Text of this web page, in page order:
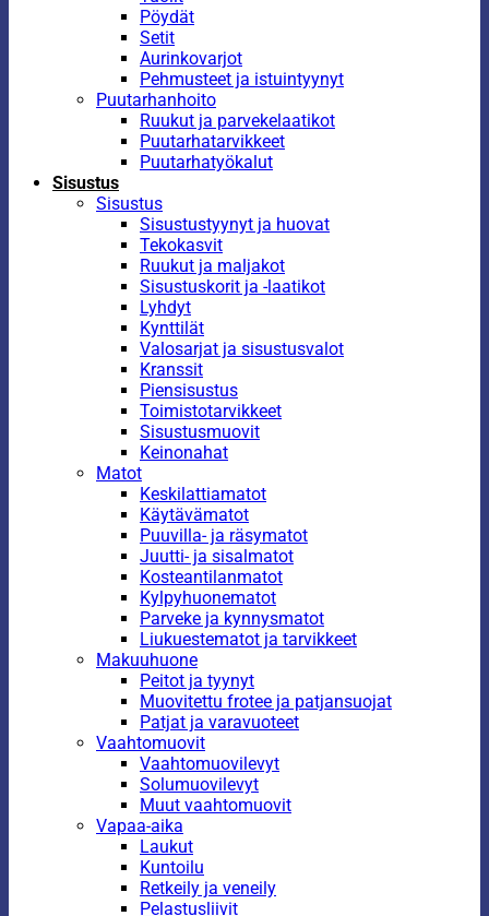
Pöydät
Setit
Aurinkovarjot
Pehmusteet ja istuintyynyt
Puutarhanhoito
Ruukut ja parvekelaatikot
Puutarhatarvikkeet
Puutarhatyökalut
Sisustus
Sisustus
Sisustustyynyt ja huovat
Tekokasvit
Ruukut ja maljakot
Sisustuskorit ja -laatikot
Lyhdyt
Kynttilät
Valosarjat ja sisustusvalot
Kranssit
Piensisustus
Toimistotarvikkeet
Sisustusmuovit
Keinonahat
Matot
Keskilattiamatot
Käytävämatot
Puuvilla- ja räsymatot
Juutti- ja sisalmatot
Kosteantilanmatot
Kylpyhuonematot
Parveke ja kynnysmatot
Liukuestematot ja tarvikkeet
Makuuhuone
Peitot ja tyynyt
Muovitettu frotee ja patjansuojat
Patjat ja varavuoteet
Vaahtomuovit
Vaahtomuovilevyt
Solumuovilevyt
Muut vaahtomuovit
Vapaa-aika
Laukut
Kuntoilu
Retkeily ja veneily
Pelastusliivit